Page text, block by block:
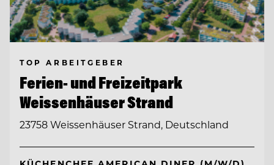
TOP ARBEITGEBER
Ferien- und Freizeitpark
Weissenhäuser Strand
23758 Weissenhäuser Strand, Deutschland